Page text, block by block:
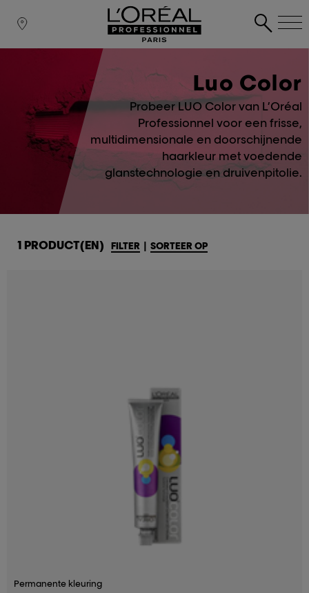
Luo Color
Probeer LUO Color van L’Oréal
Professionnel voor een frisse,
multidimensionale en doorschijnende
haarkleur met voedende
glanstechnologie en druivenpitolie.
1 PRODUCT(EN) FILTER SORTEER OP
Permanente kleuring